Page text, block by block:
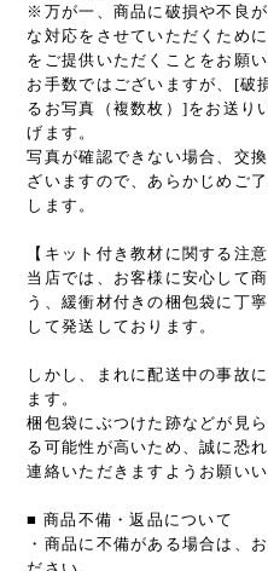
※万が一、商品に破損や不良
な対応をさせていただくため
をご提供いただくことをお願い
お手数ではございますが、[破
るお写真（複数枚）]をお送り
げます。
写真が確認できない場合、交
ざいますので、あらかじめご
します。
【キット付き教材に関する注意
当店では、お客様に安心して
う、緩衝材付きの梱包袋に丁
して発送しております。
しかし、まれに配送中の事故
ます。
梱包袋にぶつけた跡などが見
る可能性が高いため、誠に恐
連絡いただきますようお願いい
■ 商品不備・返品について
・商品に不備がある場合は、